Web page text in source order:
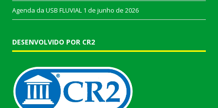
Agenda da USB FLUVIAL 1 de junho de 2026
DESENVOLVIDO POR CR2